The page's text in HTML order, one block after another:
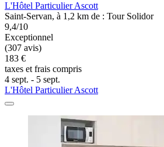
L'Hôtel Particulier Ascott
Saint-Servan, à 1,2 km de : Tour Solidor
9,4/10
Exceptionnel
(307 avis)
183 €
taxes et frais compris
4 sept. - 5 sept.
L'Hôtel Particulier Ascott